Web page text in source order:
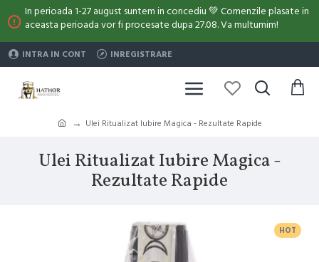
In perioada 1-27 august suntem in concediu 💚 Comenzile plasate in
aceasta perioada vor fi procesate dupa 27.08. Va multumim!
INTRA IN CONT INREGISTRARE
Ulei Ritualizat Iubire Magica - Rezultate Rapide
Ulei Ritualizat Iubire Magica -
Rezultate Rapide
HOT